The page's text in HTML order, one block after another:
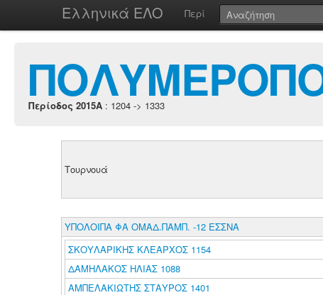
Ελληνικά ΕΛΟ Περί
Περίοδος 2015A : 1204 -> 1333
Τουρνουά
ΥΠΟΛΟΙΠΑ ΦΑ ΟΜΑΔ.ΠΑΜΠ. -12 ΕΣΣΝΑ
ΣΚΟΥΛΑΡΙΚΗΣ ΚΛΕΑΡΧΟΣ 1154
ΔΑΜΗΛΑΚΟΣ ΗΛΙΑΣ 1088
ΑΜΠΕΛΑΚΙΩΤΗΣ ΣΤΑΥΡΟΣ 1401